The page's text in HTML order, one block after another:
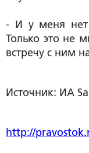
- И у меня нет
Только это не
встречу с ним
Источник: ИА
http://